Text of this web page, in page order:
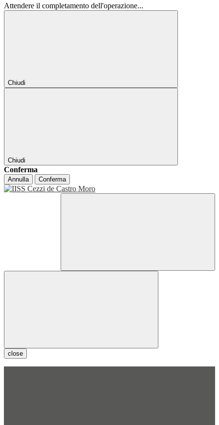
Attendere il completamento dell'operazione...
Chiudi
Chiudi
Conferma
Annulla Conferma
close